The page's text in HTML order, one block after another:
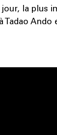
la plus
Ando